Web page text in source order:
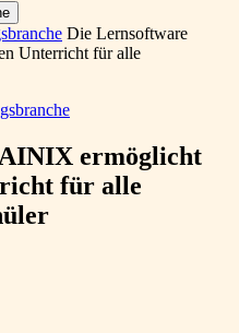
Die Lernsoftware
Unterricht für alle
ermöglicht
für alle